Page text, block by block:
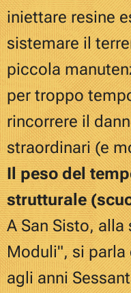
iniettare resine
sistemare il
piccola
per troppo
rincorrere il
straordinari (e
Il peso del
strutturale
A San Sisto,
Moduli", si parla
agli anni